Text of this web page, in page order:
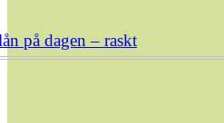
på dagen – raskt